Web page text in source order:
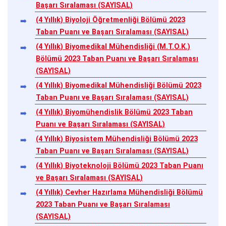
Başarı Sıralaması (SAYISAL)
(4 Yıllık) Biyoloji Öğretmenliği Bölümü 2023
Taban Puanı ve Başarı Sıralaması (SAYISAL)
(4 Yıllık) Biyomedikal Mühendisliği (M.T.O.K.)
Bölümü 2023 Taban Puanı ve Başarı Sıralaması
(SAYISAL)
(4 Yıllık) Biyomedikal Mühendisliği Bölümü 2023
Taban Puanı ve Başarı Sıralaması (SAYISAL)
(4 Yıllık) Biyomühendislik Bölümü 2023 Taban
Puanı ve Başarı Sıralaması (SAYISAL)
(4 Yıllık) Biyosistem Mühendisliği Bölümü 2023
Taban Puanı ve Başarı Sıralaması (SAYISAL)
(4 Yıllık) Biyoteknoloji Bölümü 2023 Taban Puanı
ve Başarı Sıralaması (SAYISAL)
(4 Yıllık) Cevher Hazırlama Mühendisliği Bölümü
2023 Taban Puanı ve Başarı Sıralaması
(SAYISAL)